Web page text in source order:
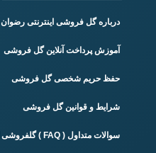
درباره گل فروشی اینترنتی رضوان
آموزش پرداخت آنلاین گل فروشی
حفظ حریم شخصی گل فروشی
شرایط و قوانین گل فروشی
سوالات متداول ( FAQ ) گلفروشی اینترنتی رضوان